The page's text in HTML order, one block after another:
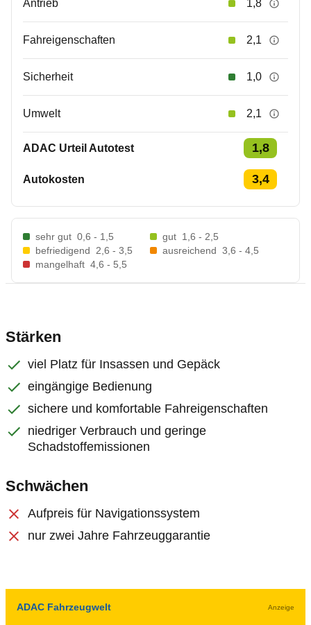
Antrieb 1,8
Fahreigenschaften 2,1
Sicherheit 1,0
Umwelt 2,1
ADAC Urteil Autotest 1,8
Autokosten 3,4
sehr gut 0,6 - 1,5 gut 1,6 - 2,5
befriedigend
2,6 - 3,5 ausreichend 3,6 - 4,5
mangelhaft 4,6 - 5,5
Stärken
viel Platz für Insassen und Gepäck
eingängige Bedienung
sichere und komfortable Fahreigenschaften
niedriger Verbrauch und geringe
Schadstoffemissionen
Schwächen
Aufpreis für Navigationssystem
nur zwei Jahre Fahrzeuggarantie
ADAC Fahrzeugwelt Anzeige